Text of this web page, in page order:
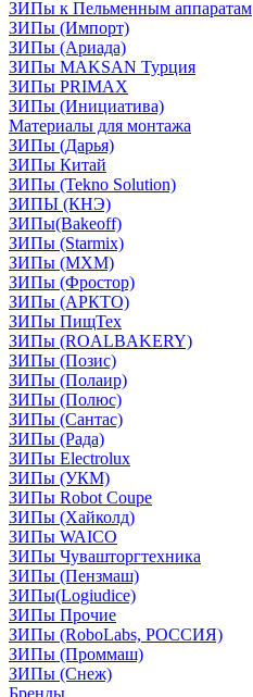
ЗИПы к Пельменным аппаратам
ЗИПы (Импорт)
ЗИПы (Ариада)
ЗИПы MAKSAN Турция
ЗИПы PRIMAX
ЗИПы (Инициатива)
Материалы для монтажа
ЗИПы (Дарья)
ЗИПы Китай
ЗИПы (Tekno Solution)
ЗИПЫ (КНЭ)
ЗИПы(Bakeoff)
ЗИПы (Starmix)
ЗИПы (МХМ)
ЗИПы (Фростор)
ЗИПы (АРКТО)
ЗИПы ПищТех
ЗИПы (ROALBAKERY)
ЗИПы (Позис)
ЗИПы (Полаир)
ЗИПы (Полюс)
ЗИПы (Сантас)
ЗИПы (Рада)
ЗИПы Electrolux
ЗИПы (УКМ)
ЗИПы Robot Coupe
ЗИПы (Хайколд)
ЗИПы WAICO
ЗИПы Чувашторгтехника
ЗИПы (Пензмаш)
ЗИПы(Logiudice)
ЗИПы Прочие
ЗИПы (RoboLabs, РОССИЯ)
ЗИПы (Проммаш)
ЗИПы (Снеж)
Бренды